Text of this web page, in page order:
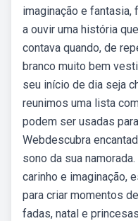
imaginação e fantasia,
a ouvir uma história
contava quando, de
branco muito bem
seu início de dia seja
reunimos uma lista
podem ser usadas
Webdescubra
sono da sua
carinho e imaginação,
para criar momentos
fadas, natal e